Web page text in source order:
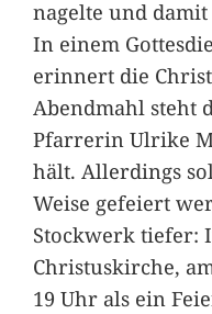
nagelte und
In einem
erinnert die
Abendmahl steht
Pfarrerin Ulrike
hält. Allerdings
Weise gefeiert
Stockwerk tiefer:
Christuskirche,
19 Uhr als ein